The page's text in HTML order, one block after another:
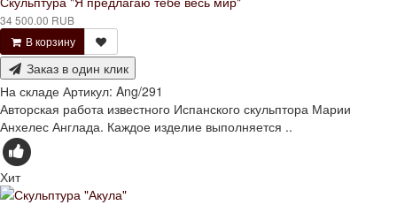
34 500.00 RUB
В корзину
Заказ в один клик
На складе Артикул: Ang/291
Авторская работа известного Испанского скульптора Марии
Анхелес Англада. Каждое изделие выполняется ..
Хит